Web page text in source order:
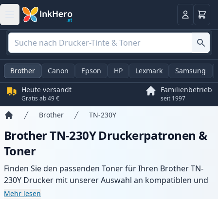
Anmelden
Brother Canon Epson HP Lexmark Samsung
Heute versandt
Gratis ab 49 €
Familienbetrieb
seit 1997
Brother TN-230Y
Brother TN-230Y Druckerpatronen &
Toner
Finden Sie den passenden Toner für Ihren Brother TN-
230Y Drucker mit unserer Auswahl an kompatiblen und
XL-Patronen. Profitieren Sie von gleichbleibender
Mehr lesen